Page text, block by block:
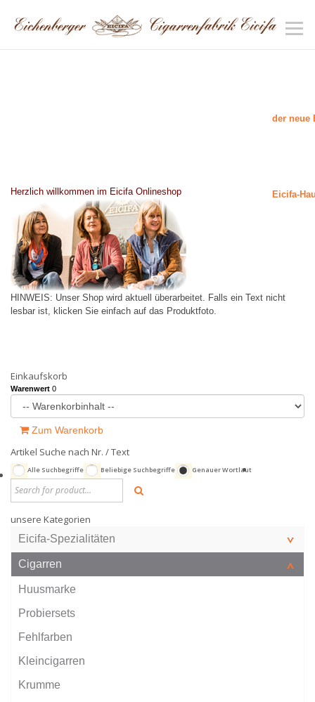
Herzlich willkommen im Eicifa Onlineshop
der neue
Eicifa-
HINWEIS: Unser Shop wird aktuell überarbeitet. Falls ein Text nicht
lesbar ist, klicken Sie einfach auf das Produktfoto.
Einkaufskorb
Warenwert 0
Zum Warenkorb
Artikel Suche nach Nr. / Text
Alle Suchbegriffe Beliebige Suchbegriffe Genauer Wortlaut
unsere Kategorien
Eicifa-Spezialitäten
Cigarren
Huusmarke
Probiersets
Fehlfarben
Kleincigarren
Krumme